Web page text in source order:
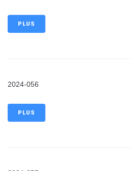
PLUS
2024-056
PLUS